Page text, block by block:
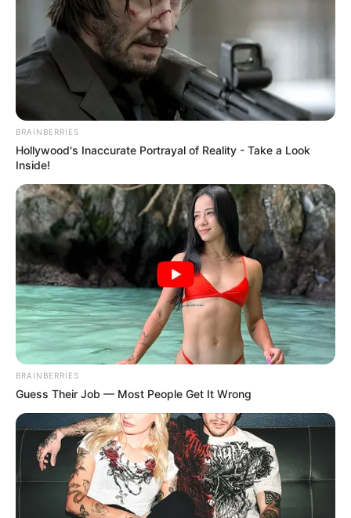
21:43 / 06 Avqust 2026
Əhalinin diqqətinə! Bu tarixdən havalar
SƏRİNLƏŞİR
0 0
21:12 / 06 Avqust 2026 CƏMİYYƏT
Bakıda bu dahilərin heykəlləri yoxdur-
Nazirə müraciət edildi
BRAINBERRIES
Hollywood's Inaccurate Portrayal of Reality - Take a Look
Inside!
BRAINBERRIES
Guess Their Job — Most People Get It Wrong